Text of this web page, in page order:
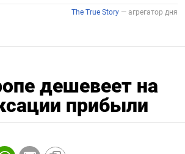
дешевеет на
прибыли